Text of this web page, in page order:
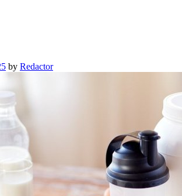
by Redactor